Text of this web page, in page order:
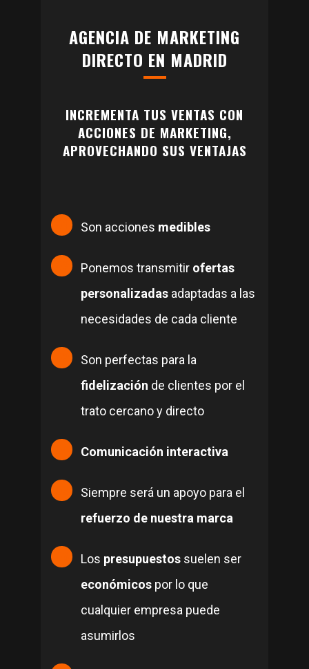
AGENCIA DE MARKETING
DIRECTO EN MADRID
INCREMENTA TUS VENTAS CON
ACCIONES DE MARKETING,
APROVECHANDO SUS VENTAJAS
Son acciones medibles
Ponemos transmitir ofertas
personalizadas adaptadas a las
necesidades de cada cliente
Son perfectas para la
fidelización de clientes por el
trato cercano y directo
Comunicación interactiva
Siempre será un apoyo para el
refuerzo de nuestra marca
Los presupuestos suelen ser
económicos por lo que
cualquier empresa puede
asumirlos